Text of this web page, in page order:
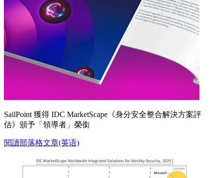
SailPoint 獲得 IDC MarketScape《身分安全整合解決方案評
估》頒予「領導者」榮銜
閱讀部落格文章(英语)